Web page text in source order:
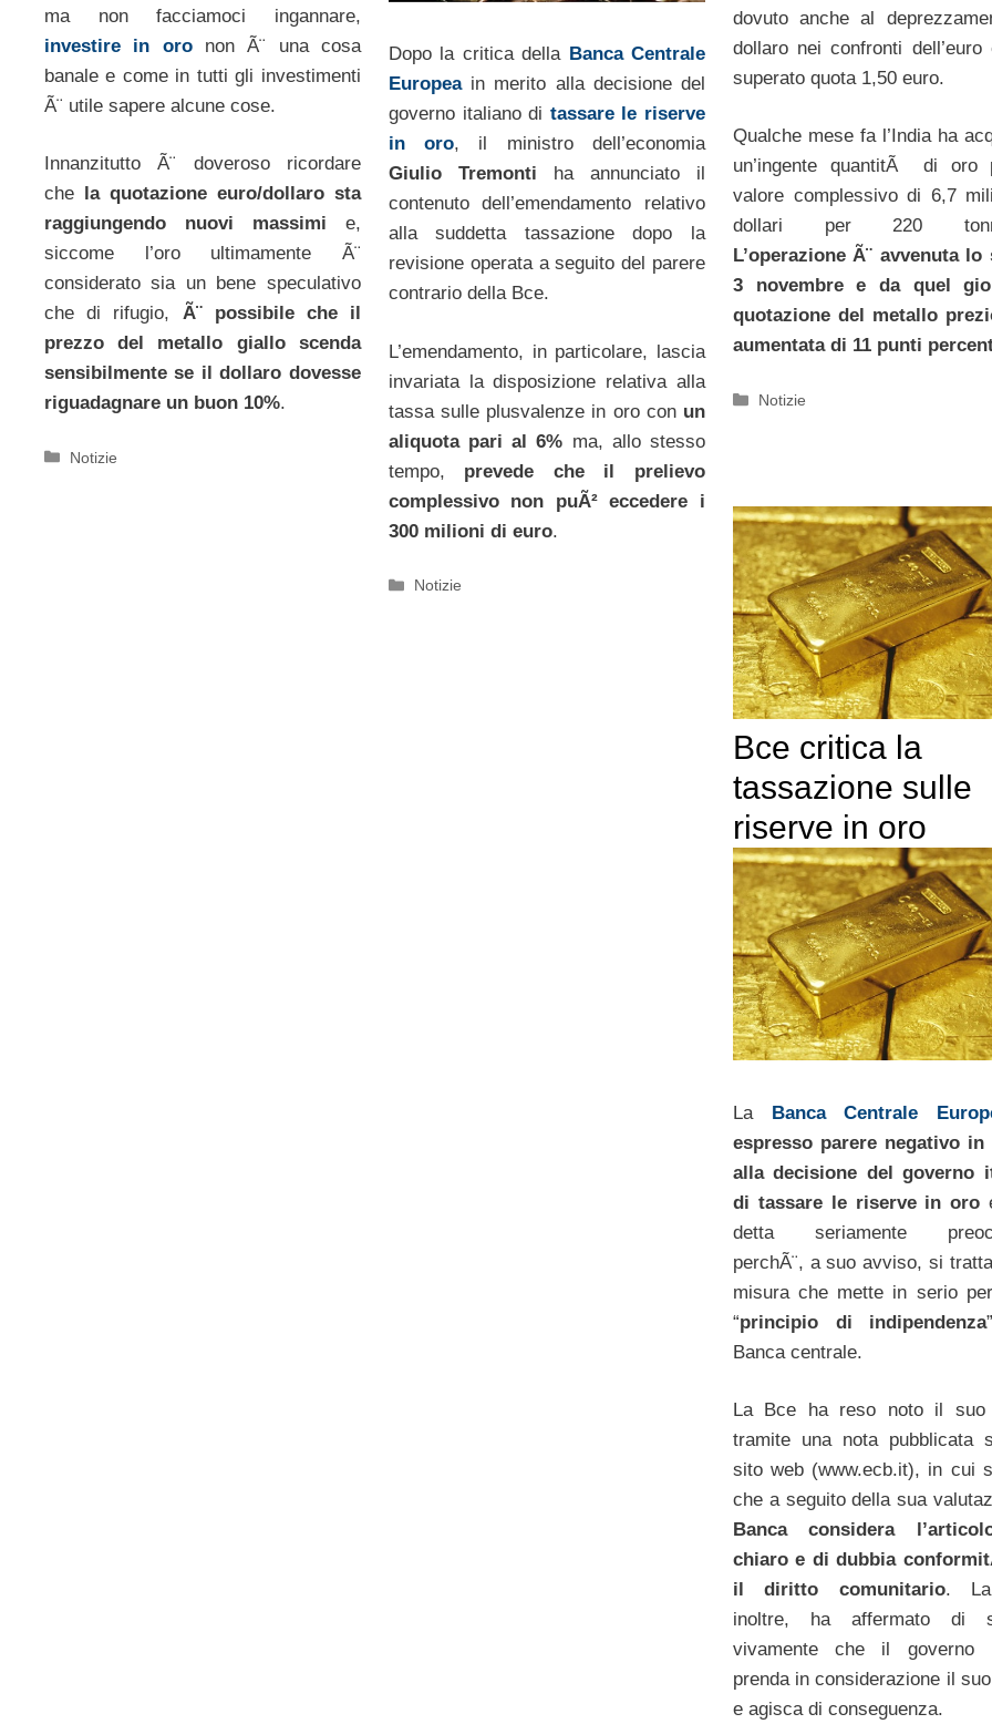
dovuto anche al
dollaro nei confronti dell’euro
superato quota 1,50 euro.
Qualche mese fa l’India ha
un’ingente quantitÃ di oro
valore complessivo di 6,7
dollari per 220
L’operazione Ã¨ avvenuta lo
3 novembre e da quel
quotazione del metallo
aumentata di 11 punti
Categorie
Notizie
ma non facciamoci ingannare,
investire in oronon Ã¨ una cosa
banale e come in tutti gli investimenti
Ã¨ utile sapere alcune cose.
Innanzitutto Ã¨ doveroso ricordare
che
la quotazione euro/dollaro sta
raggiungendo nuovi massimi e,
siccome l’oro ultimamente Ã¨
considerato sia un bene speculativo
che di rifugio, Ã¨ possibile che il
prezzo del metallo giallo scenda
sensibilmente se il dollaro dovesse
riguadagnare un buon 10%.
Categorie
Notizie
Dopo la critica della Banca Centrale
Europeain merito alla decisione del
governo italiano di tassare le riserve
in oro, il ministro dell’economia
Giulio Tremonti ha annunciato il
contenuto dell’emendamento relativo
alla suddetta tassazione dopo la
revisione operata a seguito del parere
contrario della Bce.
L’emendamento, in particolare, lascia
invariata la disposizione relativa alla
tassa sulle plusvalenze in oro con un
aliquota pari al 6% ma, allo stesso
tempo, prevede che il prelievo
complessivo non puÃ² eccedere i
300 milioni di euro.
Categorie
Notizie
Bce critica la
tassazione sulle
riserve in oro
La Banca Centrale
espresso parere negativo in
alla decisione del governo
di tassare le riserve in oro
detta seriamente
perchÃ¨, a suo avviso, si
misura che mette in serio
“principio di indipendenza
Banca centrale.
La Bce ha reso noto il suo
tramite una nota pubblicata
sito web (www.ecb.it), in cui
che a seguito della sua
Banca considera
chiaro e di dubbia
il diritto comunitario.
inoltre, ha affermato di
vivamente che il governo
prenda in considerazione il
e agisca di conseguenza.